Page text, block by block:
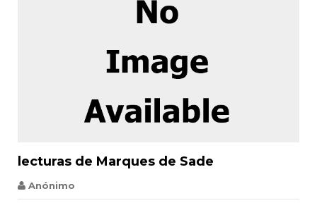
lecturas de Marques de Sade
Anónimo